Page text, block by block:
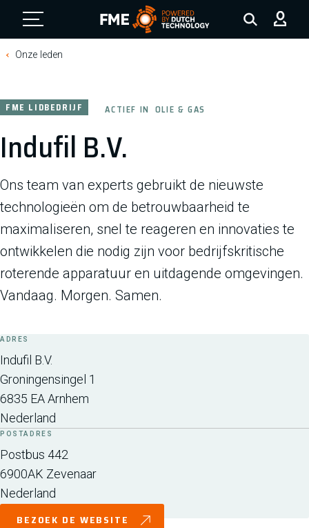
FME Logo, to the homepage
Onze leden
Indufil B.V.
FME LIDBEDRIJF ACTIEF IN OLIE & GAS
Ons team van experts gebruikt de nieuwste
technologieën om de betrouwbaarheid te
maximaliseren, snel te reageren en innovaties te
ontwikkelen die nodig zijn voor bedrijfskritische
roterende apparatuur en uitdagende omgevingen.
Vandaag. Morgen. Samen.
ADRES
Indufil B.V.
Groningensingel 1
6835 EAArnhem
Nederland
POSTADRES
Postbus 442
6900AK Zevenaar
Nederland
BEZOEK DE WEBSITE